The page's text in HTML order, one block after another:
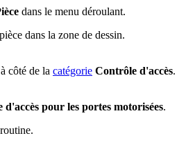
dans le menu déroulant.
dans la zone de dessin.
côté de la catégorie Contrôle d'accès.
d'accès pour les portes motorisées.